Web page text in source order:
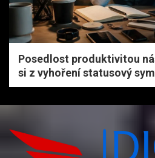
Posedlost produktivitou
si z vyhoření statusový